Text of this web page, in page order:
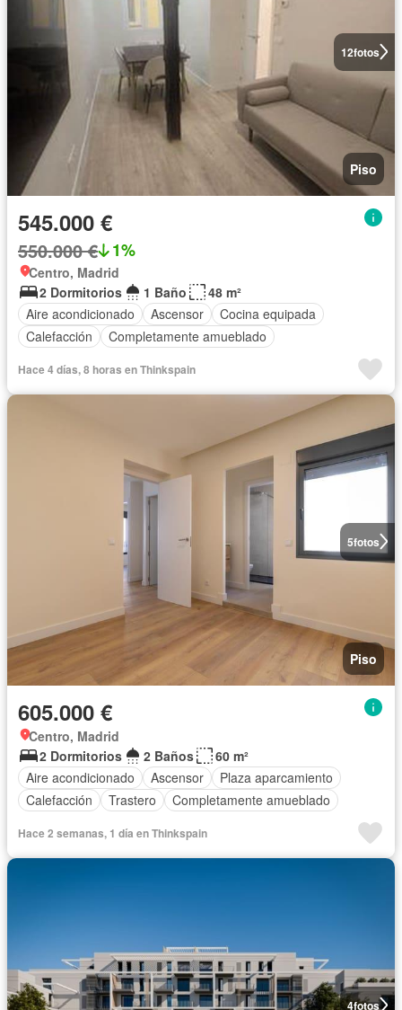
12fotos
Piso
545.000 €
550.000 € 1%
Centro, Madrid
2 Dormitorios
1 Baño
48 m²
Aire acondicionado
Ascensor
Cocina equipada
Calefacción
Completamente amueblado
Hace 4 días, 8 horas en Thinkspain
5fotos
Piso
605.000 €
Centro, Madrid
2 Dormitorios
2 Baños
60 m²
Aire acondicionado
Ascensor
Plaza aparcamiento
Calefacción
Trastero Completamente amueblado
Hace 2 semanas, 1 día en Thinkspain
4fotos